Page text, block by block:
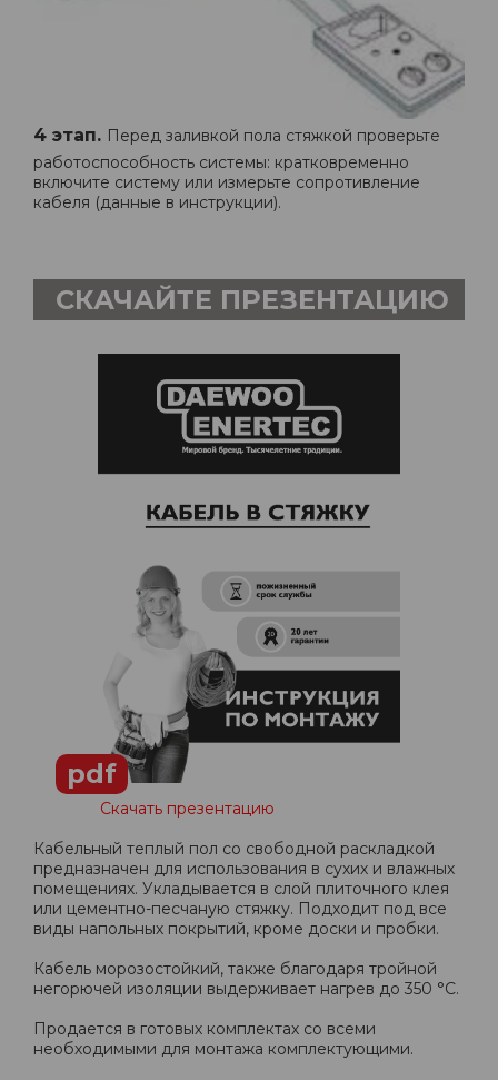
4 этап. Перед заливкой пола стяжкой проверьте
работоспособность системы: кратковременно
включите систему или измерьте сопротивление
кабеля (данные в инструкции).
СКАЧАЙТЕ ПРЕЗЕНТАЦИЮ
pdf
Скачать презентацию
Кабельный теплый пол со свободной раскладкой
предназначен для использования в сухих и влажных
помещениях. Укладывается в слой плиточного клея
или цементно-песчаную стяжку. Подходит под все
виды напольных покрытий, кроме доски и пробки.
Кабель морозостойкий, также благодаря тройной
негорючей изоляции выдерживает нагрев до 350 °C.
Продается в готовых комплектах со всеми
необходимыми для монтажа комплектующими.